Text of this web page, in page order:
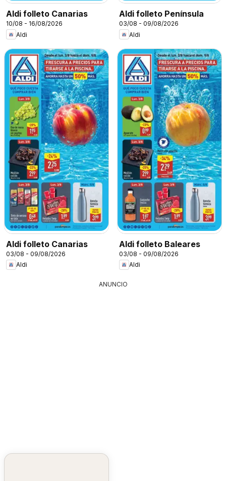
Aldi folleto Canarias
10/08 - 16/08/2026
Aldi
Aldi folleto Península
03/08 - 09/08/2026
Aldi
Aldi folleto Canarias
03/08 - 09/08/2026
Aldi
Aldi folleto Baleares
03/08 - 09/08/2026
Aldi
ANUNCIO